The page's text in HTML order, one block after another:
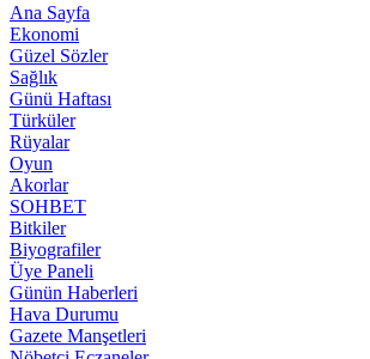
Ana Sayfa
Ekonomi
Güzel Sözler
Sağlık
Günü Haftası
Türküler
Rüyalar
Oyun
Akorlar
SOHBET
Bitkiler
Biyografiler
Üye Paneli
Günün Haberleri
Hava Durumu
Gazete Manşetleri